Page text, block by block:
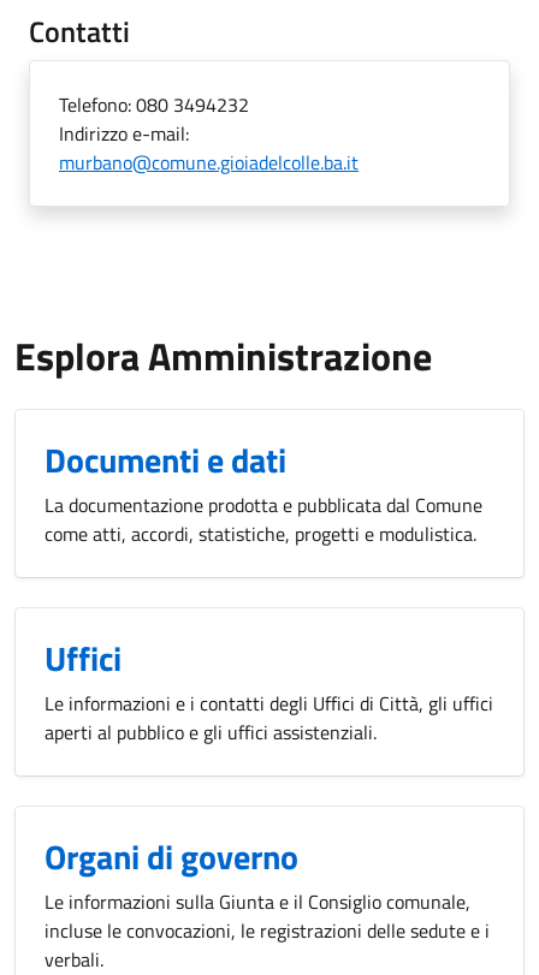
Contatti
Telefono:080 3494232
Indirizzo e-mail:
murbano@comune.gioiadelcolle.ba.it
Esplora Amministrazione
Documenti e dati
La documentazione prodotta e pubblicata dal Comune
come atti, accordi, statistiche, progetti e modulistica.
Uffici
Le informazioni e i contatti degli Uffici di Città, gli uffici
aperti al pubblico e gli uffici assistenziali.
Organi di governo
Le informazioni sulla Giunta e il Consiglio comunale,
incluse le convocazioni, le registrazioni delle sedute e i
verbali.